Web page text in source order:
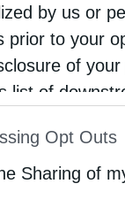
by us or
prior to your
of
list of
Participants
Opt Outs
Sharing of
μεταξύ των δύο
αερίου
LNG της
φυσικού